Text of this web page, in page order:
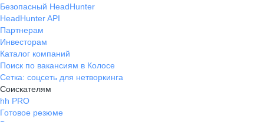
Безопасный HeadHunter
HeadHunter API
Партнерам
Инвесторам
Каталог компаний
Поиск по вакансиям в Колосе
Сетка: соцсеть для нетворкинга
Соискателям
hh PRO
Готовое резюме